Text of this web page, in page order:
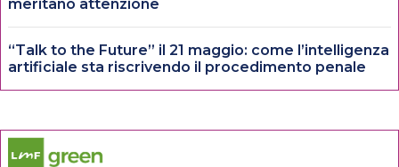
meritano attenzione
“Talk to the Future” il 21 maggio: come l’intelligenza
artificiale sta riscrivendo il procedimento penale